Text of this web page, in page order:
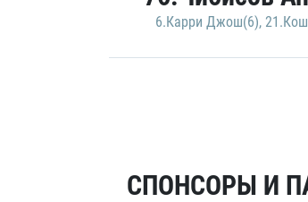
6.Карри Джош(6),
СПОНСОРЫ И